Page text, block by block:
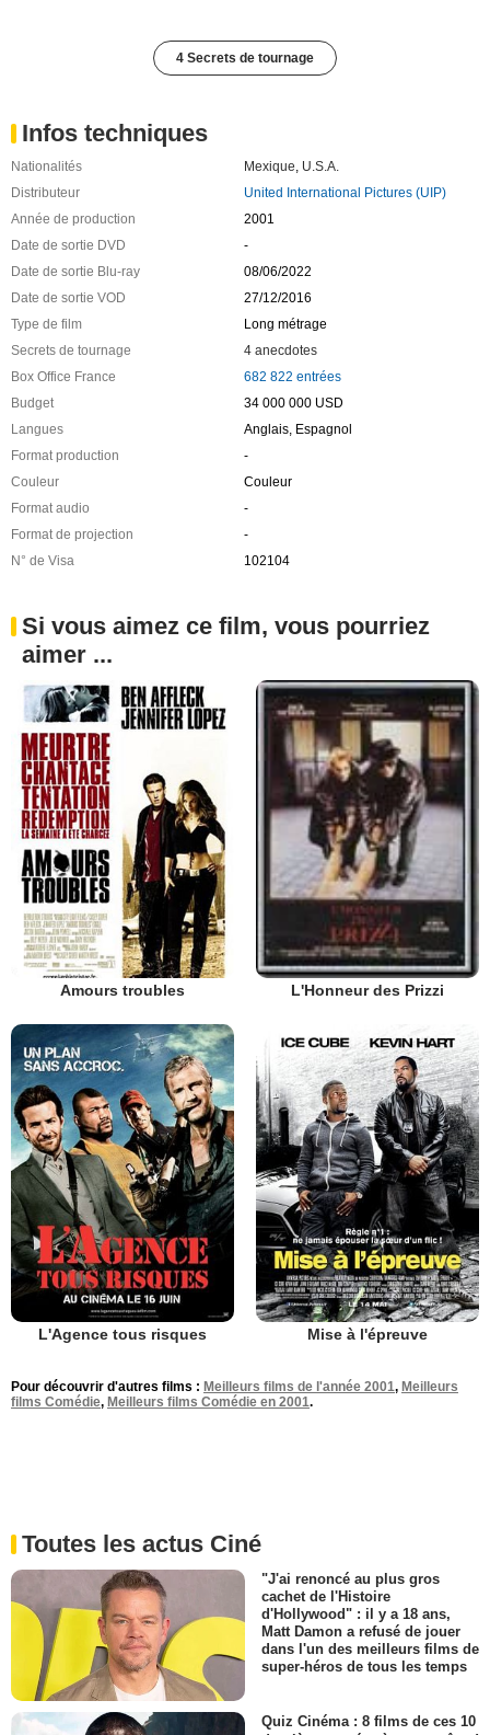
4 Secrets de tournage
Infos techniques
Nationalités Mexique, U.S.A.
Distributeur
United International Pictures (UIP)
Année de production
2001
Date de sortie DVD
-
Date de sortie Blu-ray
08/06/2022
Date de sortie VOD
27/12/2016
Type de film
Long métrage
Secrets de tournage
4 anecdotes
Box Office France
682 822 entrées
Budget
34 000 000 USD
Langues
Anglais, Espagnol
Format production
-
Couleur
Couleur
Format audio
-
Format de projection
-
N° de Visa
102104
Si vous aimez ce film, vous pourriez
aimer ...
Amours troubles L'Honneur des Prizzi
L'Agence tous risques Mise à l'épreuve
Pour découvrir d'autres films : Meilleurs films de l'année 2001, Meilleurs
films Comédie, Meilleurs films Comédie en 2001.
Toutes les actus Ciné
"J'ai renoncé au plus gros
cachet de l'Histoire
d'Hollywood" : il y a 18 ans,
Matt Damon a refusé de jouer
dans l'un des meilleurs films de
super-héros de tous les temps
Quiz Cinéma : 8 films de ces 10